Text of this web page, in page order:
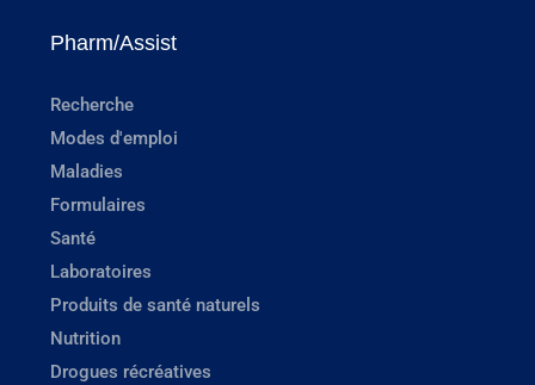
Pharm/Assist
Recherche
Modes d'emploi
Maladies
Formulaires
Santé
Laboratoires
Produits de santé naturels
Nutrition
Drogues récréatives